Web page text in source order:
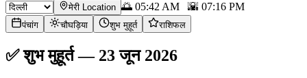
मेरी Location 🌅 05:42 AM 🌇 07:16 PM
पंचांग चौघड़िया शुभ मुहूर्त राशिफल
✅शुभ मुहूर्त— 23 जून 2026